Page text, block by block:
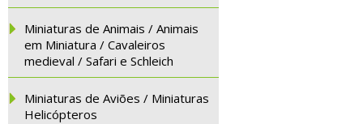
Miniaturas de Animais / Animais
em Miniatura / Cavaleiros
medieval / Safari e Schleich
Miniaturas de Aviões / Miniaturas
Helicópteros